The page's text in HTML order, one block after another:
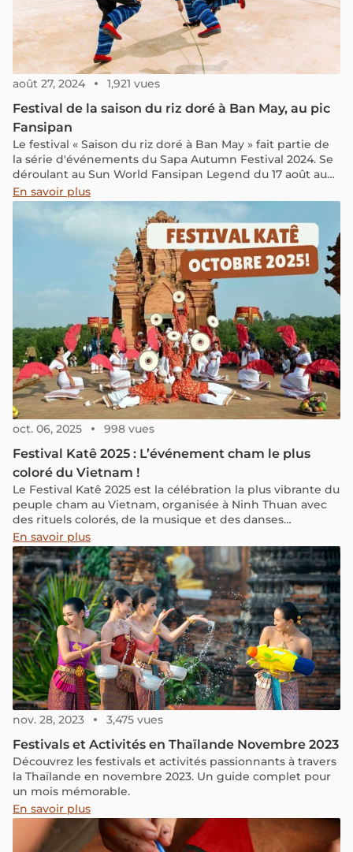
août 27, 2024 1,921 vues
Festival de la saison du riz doré à Ban May, au pic
Fansipan
Le festival « Saison du riz doré à Ban May » fait partie de
la série d'événements du Sapa Autumn Festival 2024. Se
déroulant au Sun World Fansipan Legend du 17 août au
1er septembre, ce festival a pour objectif de recréer les
rituels et activités traditionnels des groupes ethniques
de Lao Cai pendant la saison des récoltes.
En savoir plus
oct. 06, 2025 998 vues
Festival Katê 2025 : L’événement cham le plus
coloré du Vietnam !
Le Festival Katê 2025 est la célébration la plus vibrante du
peuple cham au Vietnam, organisée à Ninh Thuan avec
des rituels colorés, de la musique et des danses
traditionnelles. C’est une occasion unique dans l’année
pour découvrir des traditions ancestrales, s’immerger
dans la culture cham et partager une fête spirituelle
exceptionnelle aux côtés des habitants.
En savoir plus
nov. 28, 2023 3,475 vues
Festivals et Activités en Thaïlande Novembre 2023
Découvrez les festivals et activités passionnants à travers
la Thaïlande en novembre 2023. Un guide complet pour
un mois mémorable.
En savoir plus